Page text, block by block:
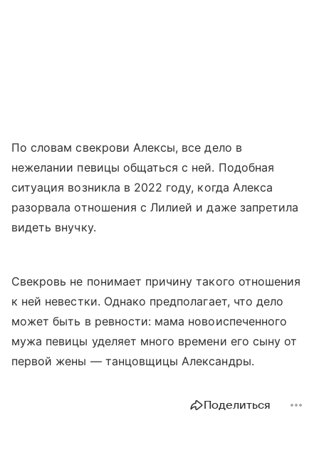
По словам свекрови Алексы, все дело в
нежелании певицы общаться с ней. Подобная
ситуация возникла в 2022 году, когда Алекса
разорвала отношения с Лилией и даже запретила
видеть внучку.
Свекровь не понимает причину такого отношения
к ней невестки. Однако предполагает, что дело
может быть в ревности: мама новоиспеченного
мужа певицы уделяет много времени его сыну от
первой жены — танцовщицы Александры.
Поделиться